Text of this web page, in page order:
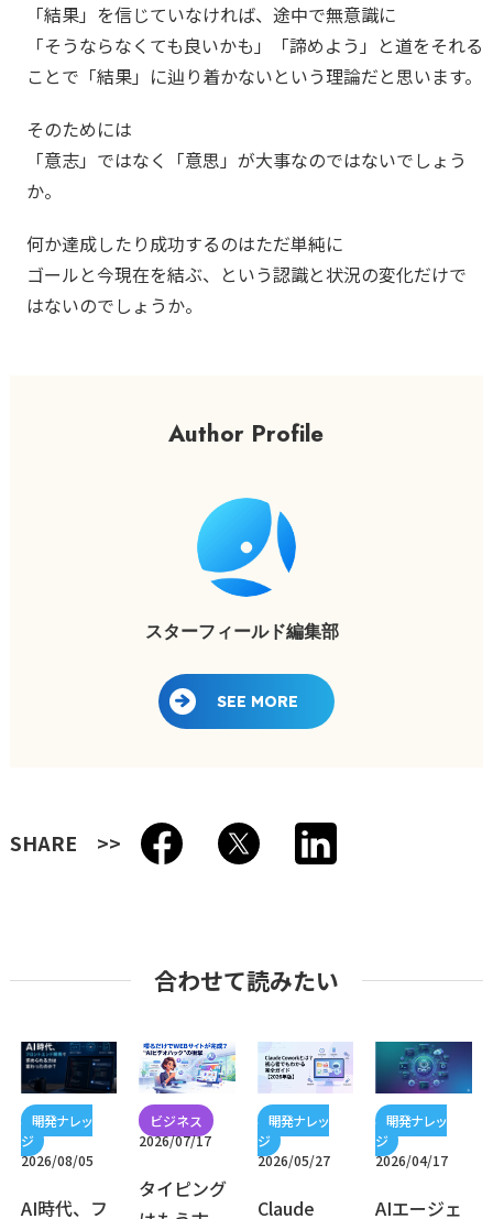
「結果」を信じていなければ、途中で無意識に
「そうならなくても良いかも」「諦めよう」と道をそれる
ことで「結果」に辿り着かないという理論だと思います。
そのためには
「意志」ではなく「意思」が大事なのではないでしょう
か。
何か達成したり成功するのはただ単純に
ゴールと今現在を結ぶ、という認識と状況の変化だけで
はないのでしょうか。
Author Profile
スターフィールド編集部
SEE MORE
SHARE
合わせて読みたい
2026/08/05
AI時代、フ
2026/07/17
タイピング
2026/05/27
Claude
2026/04/17
AIエージェ